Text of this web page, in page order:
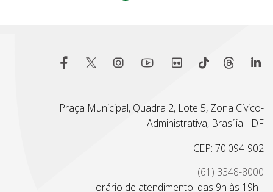
Praça Municipal, Quadra 2, Lote 5, Zona Cívico-
Administrativa, Brasília - DF
CEP: 70.094-902
(61) 3348-8000
Horário de atendimento: das 9h às 19h -